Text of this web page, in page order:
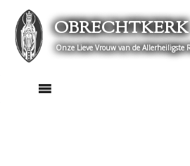
content
OBRECHTKERK
Onze Lieve Vrouw van de Allerheiligste